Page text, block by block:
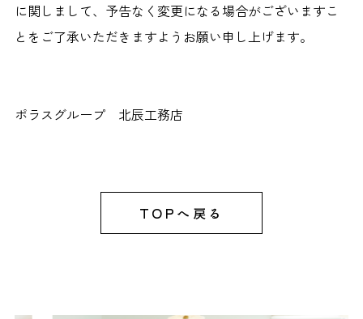
に関しまして、予告なく変更になる場合がございますこ
とをご了承いただきますようお願い申し上げます。
ポラスグループ 北辰工務店
TOPへ戻る